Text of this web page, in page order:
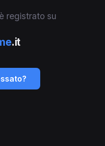
registrato su
.it